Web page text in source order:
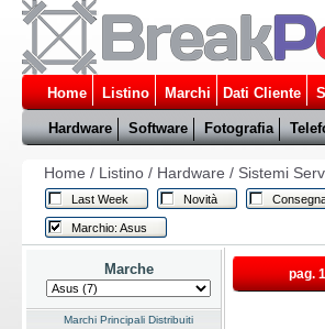
Home Listino Marchi Dati Cliente
Hardware Software Fotografia
Home / Listino/ Hardware / Sistemi
Last Week Novità
Marchio: Asus
Marche
Marchi Principali Distribuiti
pag.